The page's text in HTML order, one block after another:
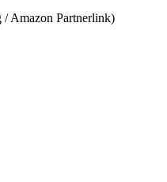
/ Amazon Partnerlink)